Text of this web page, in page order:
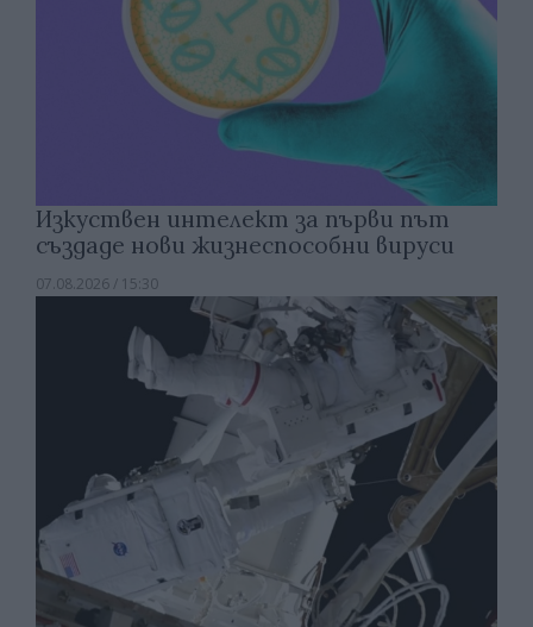
Изкуствен интелект за първи път
създаде нови жизнеспособни вируси
07.08.2026 / 15:30